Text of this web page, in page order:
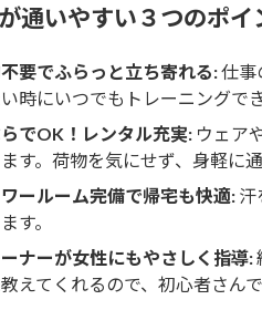
通いやすい３つのポイ
要でふらっと立ち寄れる:仕事
時にいつでもトレーニングでき
でOK！レンタル充実:ウェア
す。荷物を気にせず、身軽に
ールーム完備で帰宅も快適:汗
す。
ーナーが女性にもやさしく指導:
えてくれるので、初心者さん